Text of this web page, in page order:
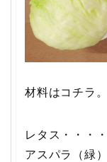
材料はコチラ
レタス・・・
アスパラ（緑